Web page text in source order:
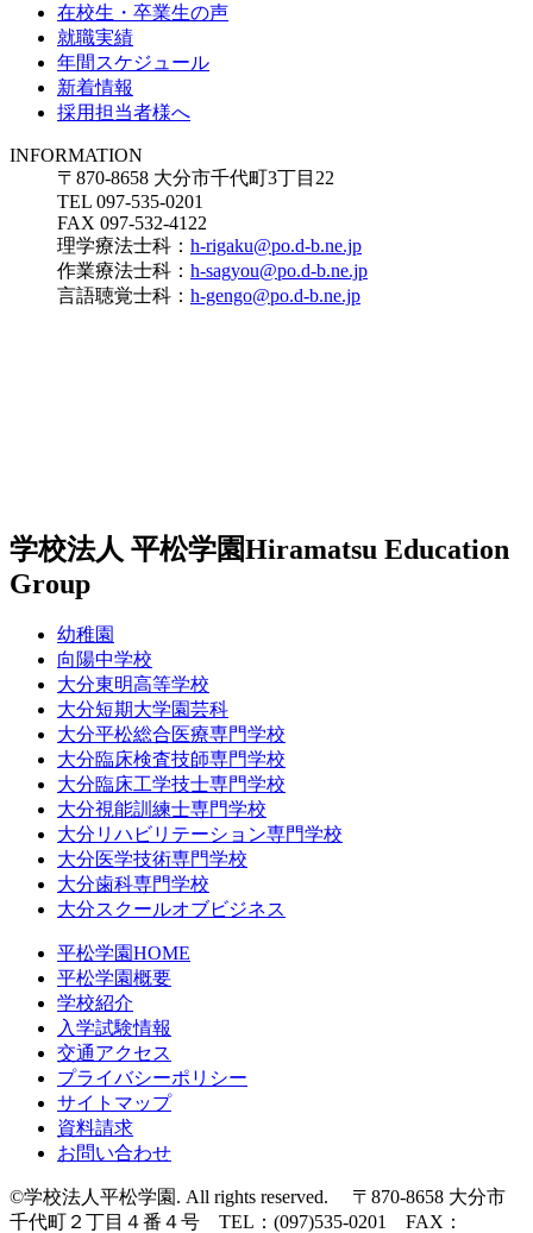
在校生・卒業生の声
就職実績
年間スケジュール
新着情報
採用担当者様へ
INFORMATION
〒870-8658 大分市千代町3丁目22
TEL 097-535-0201
FAX 097-532-4122
理学療法士科： h-rigaku@po.d-b.ne.jp
作業療法士科： h-sagyou@po.d-b.ne.jp
言語聴覚士科： h-gengo@po.d-b.ne.jp
学校法人 平松学園Hiramatsu Education
Group
幼稚園
向陽中学校
大分東明高等学校
大分短期大学園芸科
大分平松総合医療専門学校
大分臨床検査技師専門学校
大分臨床工学技士専門学校
大分視能訓練士専門学校
大分リハビリテーション専門学校
大分医学技術専門学校
大分歯科専門学校
大分スクールオブビジネス
平松学園HOME
平松学園概要
学校紹介
入学試験情報
交通アクセス
プライバシーポリシー
サイトマップ
資料請求
お問い合わせ
©学校法人平松学園. All rights reserved. 〒870-8658 大分市
千代町２丁目４番４号 TEL：(097)535-0201 FAX：